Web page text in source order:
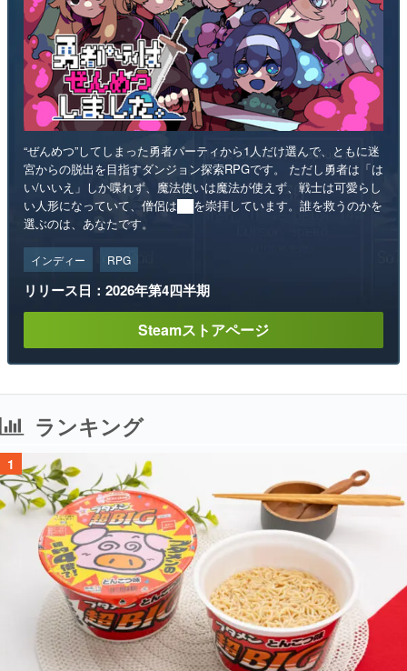
“ぜんめつ”してしまった勇者パーティから1人だけ選んで、ともに迷
宮からの脱出を目指すダンジョン探索RPGです。 ただし勇者は「は
い/いいえ」しか喋れず、魔法使いは魔法が使えず、戦士は可愛らし
い人形になっていて、僧侶は██を崇拝しています。誰を救うのかを
選ぶのは、あなたです。
インディー RPG
リリース日：2026年第4四半期
Steamストアページ
ランキング
1